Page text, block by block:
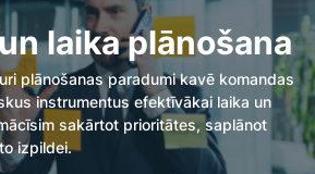
laika plānošana
plānošanas paradumi kavē komandas
instrumentus efektīvākai laika un
sakārtot prioritātes, saplānot
izpildei.